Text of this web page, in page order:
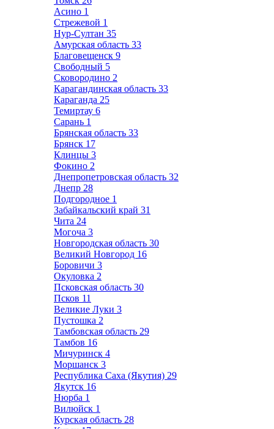
Асино 1
Стрежевой 1
Нур-Султан 35
Амурская область 33
Благовещенск 9
Свободный 5
Сковородино 2
Карагандинская область 33
Караганда 25
Темиртау 6
Сарань 1
Брянская область 33
Брянск 17
Клинцы 3
Фокино 2
Днепропетровская область 32
Днепр 28
Подгородное 1
Забайкальский край 31
Чита 24
Могоча 3
Новгородская область 30
Великий Новгород 16
Боровичи 3
Окуловка 2
Псковская область 30
Псков 11
Великие Луки 3
Пустошка 2
Тамбовская область 29
Тамбов 16
Мичуринск 4
Моршанск 3
Республика Саха (Якутия) 29
Якутск 16
Нюрба 1
Вилюйск 1
Курская область 28